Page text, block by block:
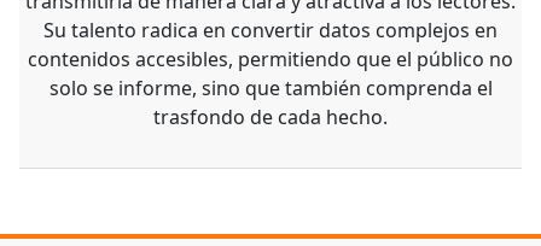
Su talento radica en convertir datos complejos en
contenidos accesibles, permitiendo que el público no
solo se informe, sino que también comprenda el
trasfondo de cada hecho.